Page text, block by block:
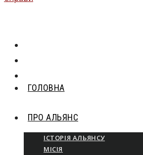
ГОЛОВНА
ПРО АЛЬЯНС
ІСТОРІЯ АЛЬЯНСУ
МІСІЯ